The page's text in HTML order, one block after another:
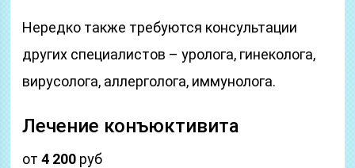
Нередко также требуются консультации
других специалистов – уролога, гинеколога,
вирусолога, аллерголога, иммунолога.
Лечение конъюктивита
от4 200 руб